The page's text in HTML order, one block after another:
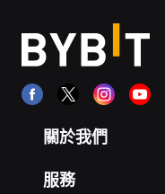
關於我們
服務